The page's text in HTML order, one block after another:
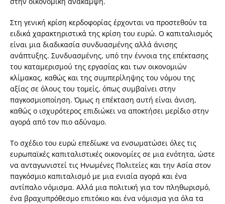
Στη γενική κρίση κερδοφορίας έρχονται να προστεθούν τα
ειδικά χαρακτηριστικά της κρίση του ευρώ. Ο καπιταλισμός
είναι μια διαδικασία συνδυασμένης αλλά άνισης
ανάπτυξης. Συνδυασμένης, υπό την έννοια της επέκτασης
του καταμερισμού της εργασίας και των οικονομιών
κλίμακας, καθώς και της συμπερίληψης του νόμου της
αξίας σε όλους του τομείς, όπως συμβαίνει στην
παγκοσμιοποίηση. Όμως η επέκταση αυτή είναι άνιση,
καθώς ο ισχυρότερος επιδιώκει να αποκτήσει μερίδιο στην
αγορά από τον πιο αδύναμο.
Το σχέδιο του ευρώ επεδίωκε να ενσωματώσει όλες τις
ευρωπαϊκές καπιταλιστικές οικονομίες σε μια ενότητα, ώστε
να ανταγωνιστεί τις Ηνωμένες Πολιτείες και την Ασία στον
παγκόσμιο καπιταλισμό με μια ενιαία αγορά και ένα
αντίπαλο νόμισμα. Αλλά μια πολιτική για τον πληθωρισμό,
ένα βραχυπρόθεσμο επιτόκιο και ένα νόμισμα για όλα τα